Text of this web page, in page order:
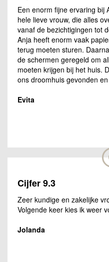
Een enorm fijne ervaring bij
hele lieve vrouw, die alles
vanaf de bezichtigingen tot
Anja heeft enorm vaak
terug moeten sturen.
de schermen geregeld om
moeten krijgen bij het huis.
ons droomhuis gevonden
Evita
Cijfer 9.3
Zeer kundige en zakelijke
Volgende keer kies ik weer
Jolanda